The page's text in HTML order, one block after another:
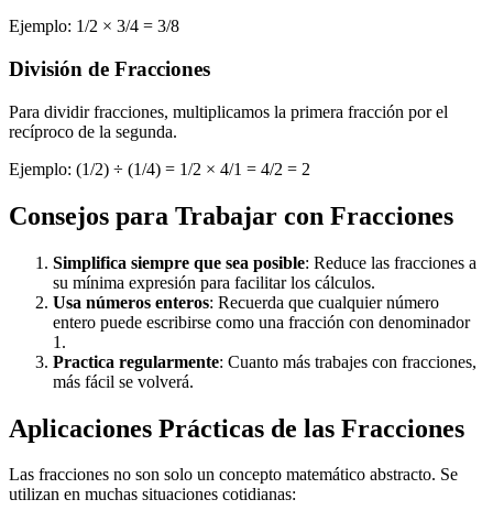
Ejemplo: 1/2 × 3/4 = 3/8
División de Fracciones
Para dividir fracciones, multiplicamos la primera fracción por el
recíproco de la segunda.
Ejemplo: (1/2) ÷ (1/4) = 1/2 × 4/1 = 4/2 = 2
Consejos para Trabajar con Fracciones
Simplifica siempre que sea posible: Reduce las fracciones a
su mínima expresión para facilitar los cálculos.
Usa números enteros: Recuerda que cualquier número
entero puede escribirse como una fracción con denominador
1.
Practica regularmente: Cuanto más trabajes con fracciones,
más fácil se volverá.
Aplicaciones Prácticas de las Fracciones
Las fracciones no son solo un concepto matemático abstracto. Se
utilizan en muchas situaciones cotidianas: